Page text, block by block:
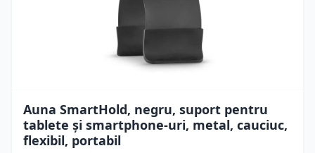
Auna SmartHold, negru, suport pentru
tablete și smartphone-uri, metal, cauciuc,
flexibil, portabil